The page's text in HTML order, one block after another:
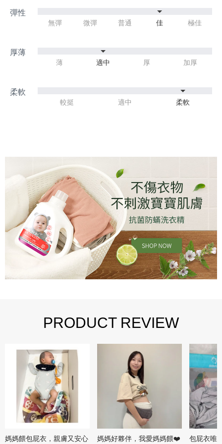
無彈 微彈 普通 佳 極佳
薄 適中 厚 加厚
較挺 適中 柔軟
PRODUCT REVIEW
媽媽餵包屁衣，親膚又安心
媽媽好夥伴，我愛媽媽餵❤️ 包屁衣唯